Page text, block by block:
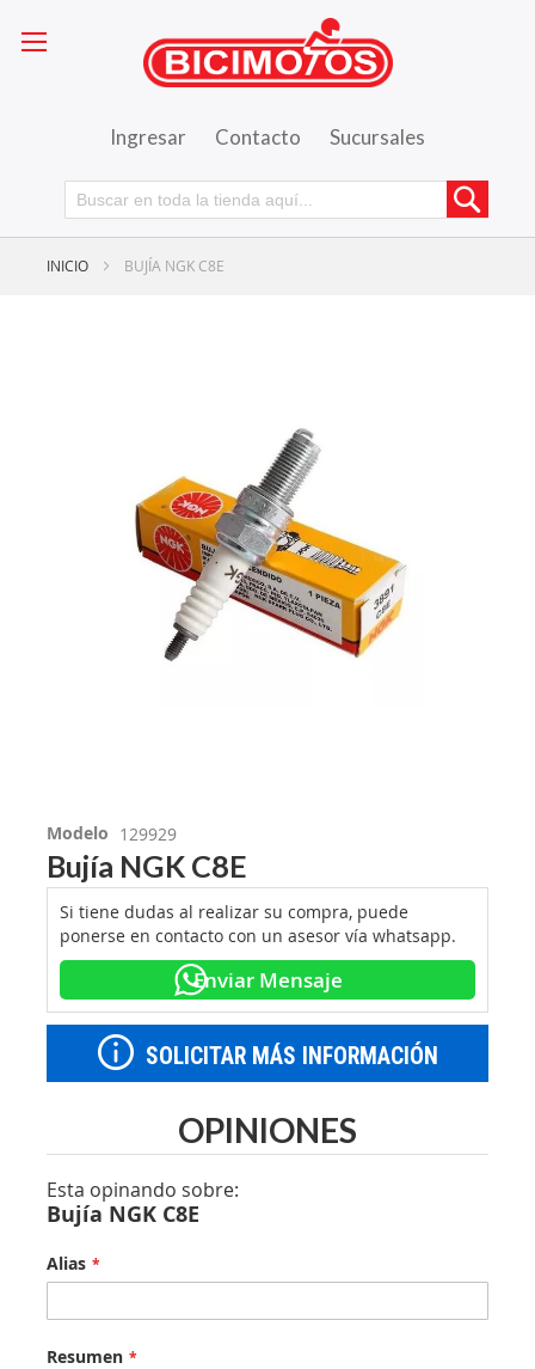
Ingresar Contacto Sucursales
INICIO BUJÍA NGK C8E
Modelo 129929
Bujía NGK C8E
Si tiene dudas al realizar su compra, puede
ponerse en contacto con un asesor vía whatsapp.
Enviar Mensaje
SOLICITAR MÁS INFORMACIÓN
OPINIONES
Esta opinando sobre:
Bujía NGK C8E
Alias
Resumen